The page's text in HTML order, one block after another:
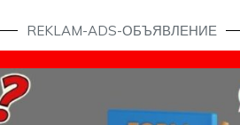
REKLAM-ADS-ОБЪЯВЛЕНИЕ